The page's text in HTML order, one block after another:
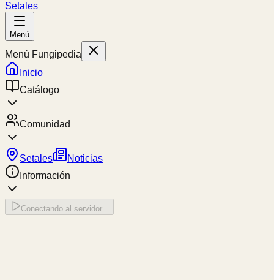
Setales
Menú
Menú Fungipedia
Inicio
Catálogo
Comunidad
Setales
Noticias
Información
Conectando al servidor...